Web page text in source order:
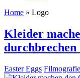
Home » Logo
Kleider
Easter Eggs Filmografie